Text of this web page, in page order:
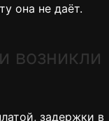
она не даёт.
возникли
задержки в